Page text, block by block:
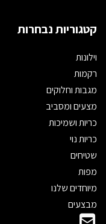
קטגוריות נבחרות
וילונות
רקמות
מגבות וחלוקים
מצעים ומסביב
כריות ושמיכות
כריות נוי
שטיחים
מפות
מיוחדים שלנו
מבצעים